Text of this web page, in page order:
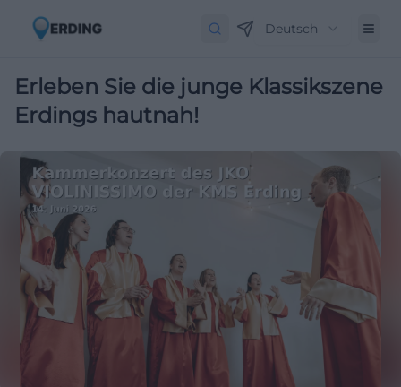
Deutsch
Erleben Sie die junge Klassikszene
Erdings hautnah!